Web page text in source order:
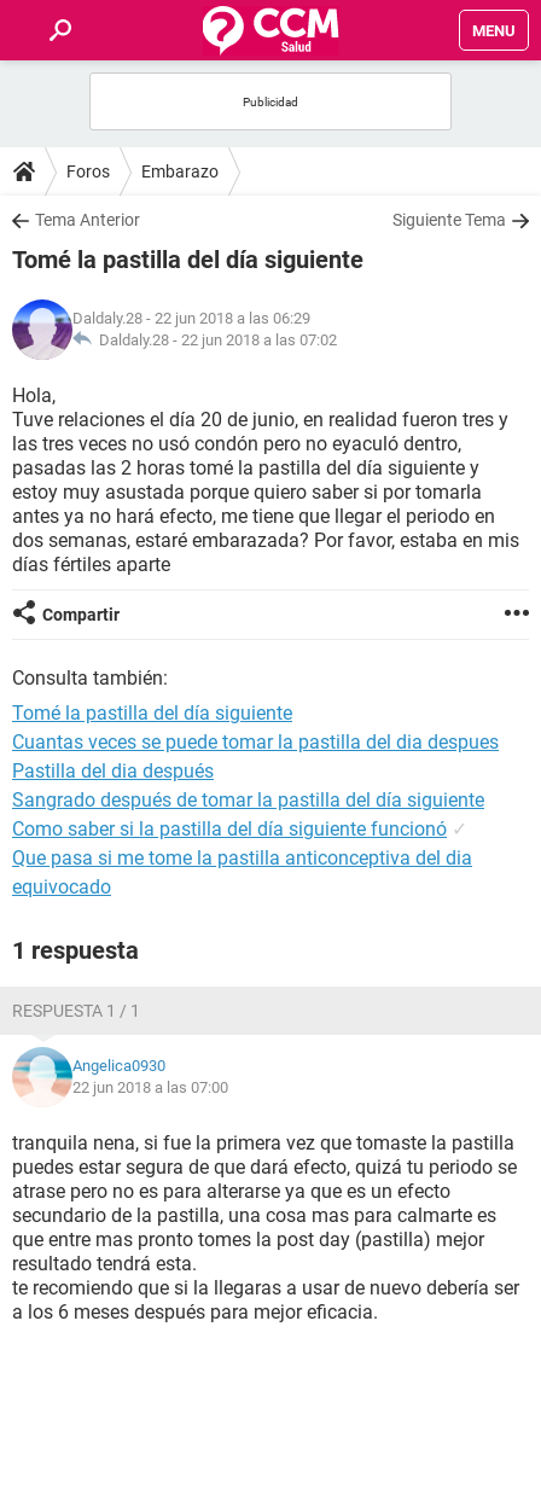
MENU
FOROS
SALUD
NUTRICIÓN
BIENESTAR
SEXUALIDAD
GLOSARIO
Foros Embarazo
Tema Anterior Siguiente Tema
Tomé la pastilla del día siguiente
Daldaly.28 - 22 jun 2018 a las 06:29
Daldaly.28 - 22 jun 2018 a las 07:02
Hola,
Tuve relaciones el día 20 de junio, en realidad fueron tres y
las tres veces no usó condón pero no eyaculó dentro,
pasadas las 2 horas tomé la pastilla del día siguiente y
estoy muy asustada porque quiero saber si por tomarla
antes ya no hará efecto, me tiene que llegar el periodo en
dos semanas, estaré embarazada? Por favor, estaba en mis
días fértiles aparte
Compartir
Consulta también:
Tomé la pastilla del día siguiente
Cuantas veces se puede tomar la pastilla del dia despues
Pastilla del dia después
Sangrado después de tomar la pastilla del día siguiente
Como saber si la pastilla del día siguiente funcionó ✓
Que pasa si me tome la pastilla anticonceptiva del dia
equivocado
1 respuesta
RESPUESTA 1 / 1
Angelica0930
22 jun 2018 a las 07:00
tranquila nena, si fue la primera vez que tomaste la pastilla
puedes estar segura de que dará efecto, quizá tu periodo se
atrase pero no es para alterarse ya que es un efecto
secundario de la pastilla, una cosa mas para calmarte es
que entre mas pronto tomes la post day (pastilla) mejor
resultado tendrá esta.
te recomiendo que si la llegaras a usar de nuevo debería ser
a los 6 meses después para mejor eficacia.